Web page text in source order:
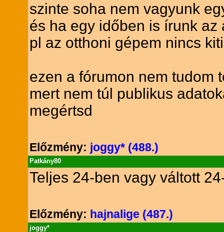
szinte soha nem vagyunk
és ha egy időben is írunk
pl az otthoni gépem nincs
ezen a fórumon nem tudom
mert nem túl publikus
megértsd
Előzmény: joggy* (488.)
Patkány80
Teljes 24-ben vagy váltott
Előzmény: hajnalige (487.)
joggy*